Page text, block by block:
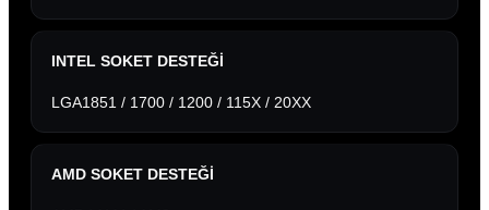
INTEL SOKET DESTEĞI
LGA1851 / 1700 / 1200 / 115X / 20XX
AMD SOKET DESTEĞI